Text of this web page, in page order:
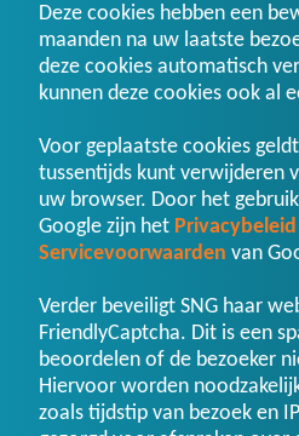
Deze cookies hebben een
maanden na uw laatste
deze cookies automatisch
kunnen deze cookies ook al
Voor geplaatste cookies
tussentijds kunt verwijderen
uw browser. Door het
Google zijn het Privacybeleid
Servicevoorwaarden van
Verder beveiligt SNG haar
FriendlyCaptcha. Dit is een
beoordelen of de bezoeker
Hiervoor worden
zoals tijdstip van bezoek en